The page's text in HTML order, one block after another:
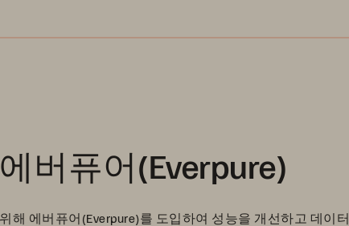
버퓨어(Everpure)
에버퓨어(Everpure)를 도입하여 성능을 개선하고 데이터